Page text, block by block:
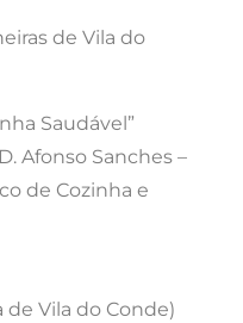
de Vila do
Saudável”
Afonso Sanches –
de Cozinha e
de Vila do Conde)